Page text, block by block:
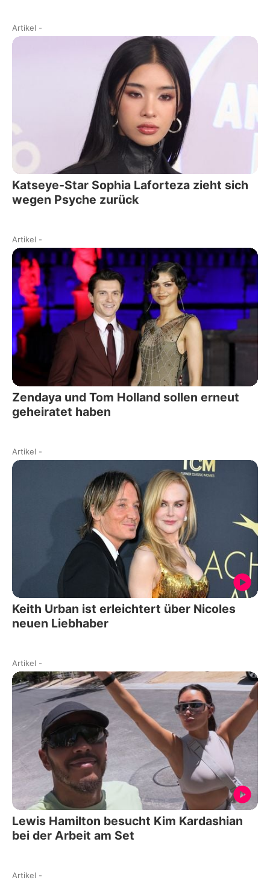
Artikel -
Katseye-Star Sophia Laforteza zieht sich
wegen Psyche zurück
Artikel -
Zendaya und Tom Holland sollen erneut
geheiratet haben
Artikel -
Keith Urban ist erleichtert über Nicoles
neuen Liebhaber
Artikel -
Lewis Hamilton besucht Kim Kardashian
bei der Arbeit am Set
Artikel -